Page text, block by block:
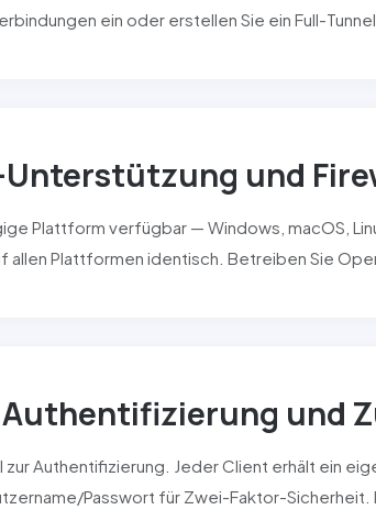
ein oder erstellen Sie ein Full-
und
Plattform verfügbar — Windows, macOS,
Plattformen identisch. Betreiben Sie
und
zur Authentifizierung. Jeder Client erhält ein
Passwort für Zwei-Faktor-